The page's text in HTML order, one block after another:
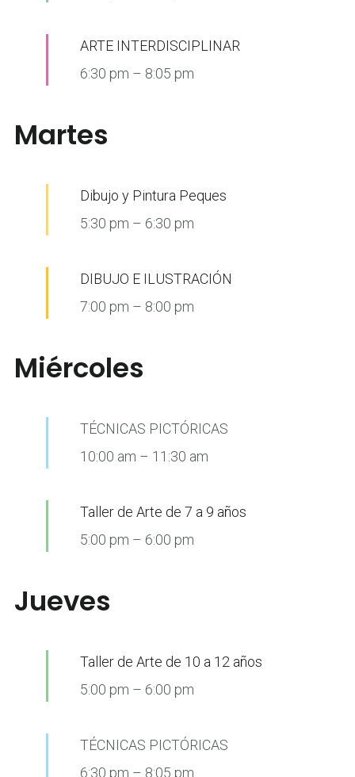
ARTE INTERDISCIPLINAR
6:30 pm – 8:05 pm
Martes
Dibujo y Pintura Peques
5:30 pm – 6:30 pm
DIBUJO E ILUSTRACIÓN
7:00 pm – 8:00 pm
Miércoles
TÉCNICAS PICTÓRICAS
10:00 am – 11:30 am
Taller de Arte de 7 a 9 años
5:00 pm – 6:00 pm
Jueves
Taller de Arte de 10 a 12 años
5:00 pm – 6:00 pm
TÉCNICAS PICTÓRICAS
6:30 pm – 8:05 pm